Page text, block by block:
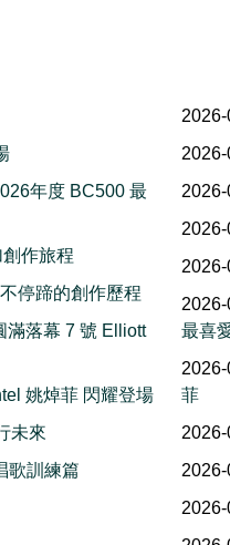
年度 BC500 最
作旅程
停蹄的創作歷程
滿落幕 7 號 Elliott
姚焯菲 閃耀登場
未來
歌訓練篇
最喜
菲